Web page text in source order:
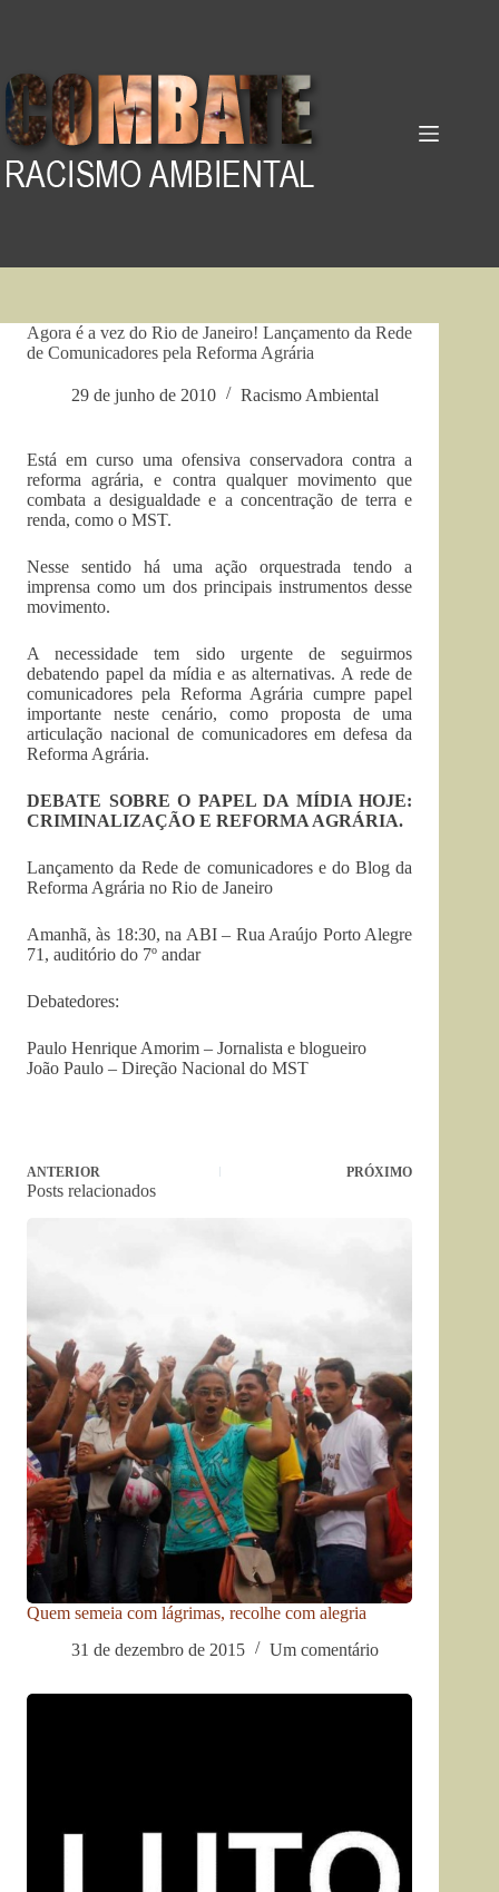
Agora é a vez do Rio de Janeiro! Lançamento da Rede
de Comunicadores pela Reforma Agrária
29 de junho de 2010 Racismo Ambiental
Está em curso uma ofensiva conservadora contra a
reforma agrária, e contra qualquer movimento que
combata a desigualdade e a concentração de terra e
renda, como o MST.
Nesse sentido há uma ação orquestrada tendo a
imprensa como um dos principais instrumentos desse
movimento.
A necessidade tem sido urgente de seguirmos
debatendo papel da mídia e as alternativas. A rede de
comunicadores pela Reforma Agrária cumpre papel
importante neste cenário, como proposta de uma
articulação nacional de comunicadores em defesa da
Reforma Agrária.
DEBATE SOBRE O PAPEL DA MÍDIA HOJE:
CRIMINALIZAÇÃO E REFORMA AGRÁRIA.
Lançamento da Rede de comunicadores e do Blog da
Reforma Agrária no Rio de Janeiro
Amanhã, às 18:30, na ABI – Rua Araújo Porto Alegre
71, auditório do 7º andar
Debatedores:
Paulo Henrique Amorim – Jornalista e blogueiro
João Paulo – Direção Nacional do MST
ANTERIOR PRÓXIMO
Posts relacionados
Quem semeia com lágrimas, recolhe com alegria
31 de dezembro de 2015
Um comentário